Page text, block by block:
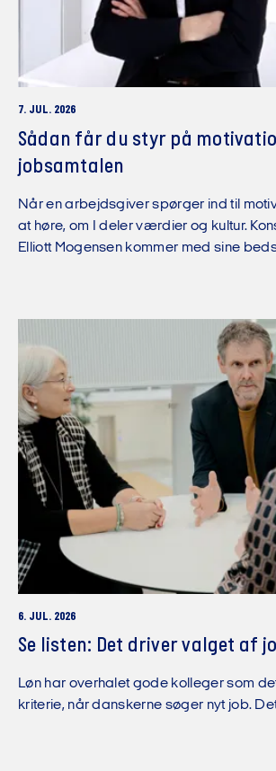
7. JUL. 2026
Sådan får du styr på
jobsamtalen
Når en arbejdsgiver spørger ind til
at høre, om I deler værdier og kultur.
Elliott Mogensen kommer med sine
6. JUL. 2026
Se listen: Det driver valget af
Løn har overhalet gode kolleger som
kriterie, når danskerne søger nyt job.